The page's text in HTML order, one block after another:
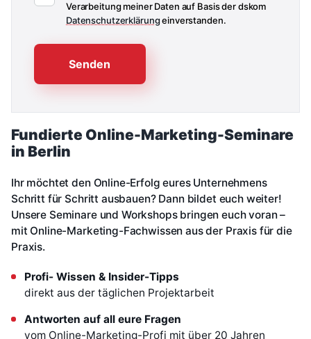
Verarbeitung meiner Daten auf Basis der dskom
Datenschutzerklärungeinverstanden.
Senden
Fundierte Online-Marketing-Seminare
in Berlin
Ihr möchtet den Online-Erfolg eures Unternehmens
Schritt für Schritt ausbauen? Dann bildet euch weiter!
Unsere Seminare und Workshops bringen euch voran –
mit Online-Marketing-Fachwissen aus der Praxis für die
Praxis.
Profi- Wissen & Insider-Tipps
direkt aus der täglichen Projektarbeit
Antworten auf all eure Fragen
vom Online-Marketing-Profi mit über 20 Jahren